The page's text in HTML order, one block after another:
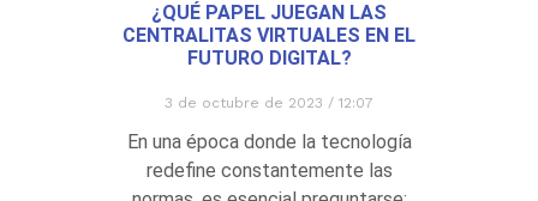
¿QUÉ PAPEL JUEGAN LAS
CENTRALITAS VIRTUALES EN EL
FUTURO DIGITAL?
3 de octubre de 2023 12:07
En una época donde la tecnología
redefine constantemente las